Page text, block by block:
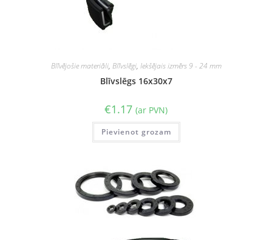
Blīvējošie materiāli, Blīvslēgi, Iekšējais izmērs 9 - 24 mm
Blīvslēgs 16x30x7
€1.17 (ar PVN)
Pievienot grozam